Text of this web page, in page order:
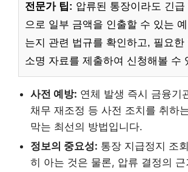
전문가 팁: 압류된 통장이라도 긴
으로 일부 금액을 인출할 수 있는
는지 관련 법규를 확인하고, 필요한
소명 자료를 제출하여 신청해볼 수
사전 예방: 연체 발생 즉시 금융기
채무 재조정 등 사전 조치를 취하
막는 최선의 방법입니다.
정보의 중요성: 통장 지급정지 조
히 아는 것은 물론, 압류 결정의